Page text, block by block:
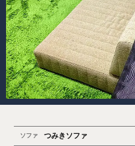
ソファ つみきソファ